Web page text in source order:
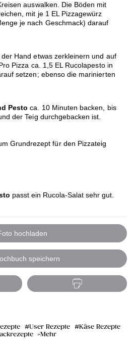
auswalken. Die Böden mit
mit je 1 EL Pizzagewürz
je nach Geschmack) darauf
Hand etwas zerkleinern und auf
Pizza ca. 1,5 EL Rucolapesto in
setzen; ebenso die marinierten
Pesto ca. 10 Minuten backen, bis
der Teig durchgebacken ist.
Grundrezept für den Pizzateig
passt ein Rucola-Salat sehr gut.
hochladen
speichern
User Rezepte
Käse Rezepte
Mehr